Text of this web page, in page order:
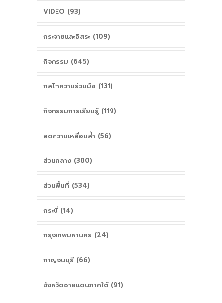
VIDEO (93)
กระจายและอิสระ (109)
กิจกรรม (645)
กลไกความร่วมมือ (131)
กิจกรรมการเรียนรู้ (119)
ลดความเหลื่อมล้ำ (56)
ส่วนกลาง (380)
ส่วนพื้นที่ (534)
กระบี่ (14)
กรุงเทพมหานคร (24)
กาญจนบุรี (66)
จังหวัดชายแดนภาคใต้ (91)